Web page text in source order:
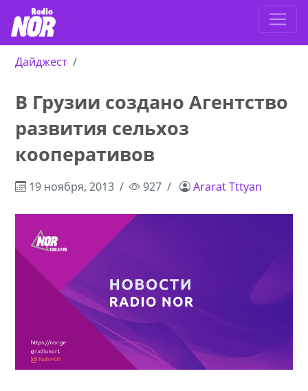
Дайджест
В Грузии создано Агентство
развития сельхоз
кооперативов
19 ноября, 2013 927 Ararat Tttyan